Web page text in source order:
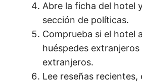
Abre la ficha del hotel
sección de políticas.
Comprueba si el hotel
huéspedes
extranjeros.
Lee reseñas recientes,